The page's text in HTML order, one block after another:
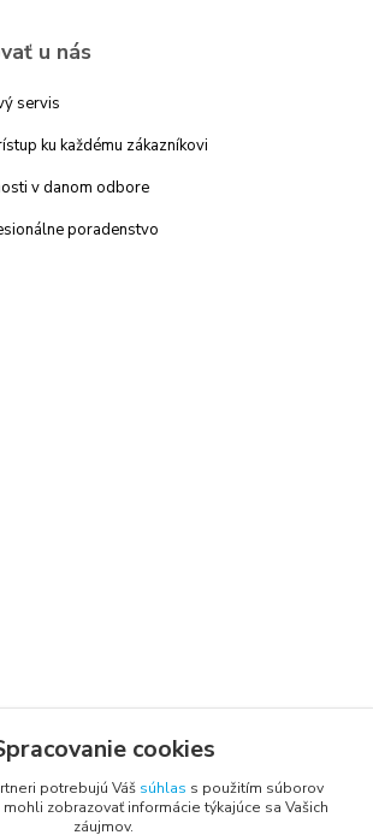
u nás
servis
ku každému zákazníkovi
v danom odbore
poradenstvo
cookies
potrebujú Váš súhlas s použitím súborov
zobrazovať informácie týkajúce sa Vašich
záujmov.